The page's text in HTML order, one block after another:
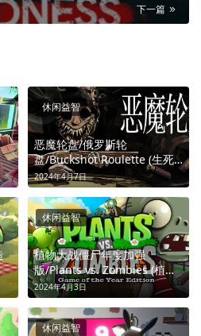
下一篇
恶魔轮盘/俄罗斯轮
盘/Buckshot Roulette (生死
一枪，两人对决)
2024年4月7日
休闲益智
植物大战僵尸年度加强
版/Plants vs. Zombies (植防
尸潮，智守庄园)
2024年4月3日
休闲益智
休闲益智